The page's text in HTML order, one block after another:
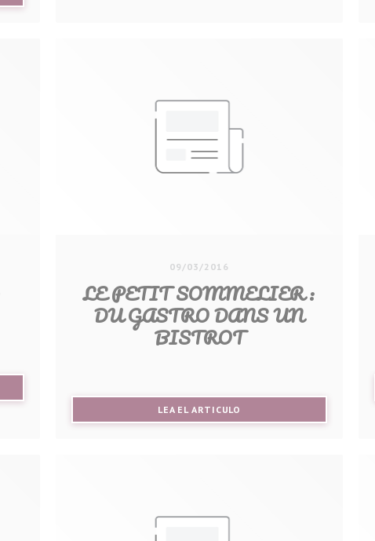
09/03/2016
LE PETIT SOMMELIER :
DU GASTRO DANS UN
BISTROT
LEA EL ARTICULO